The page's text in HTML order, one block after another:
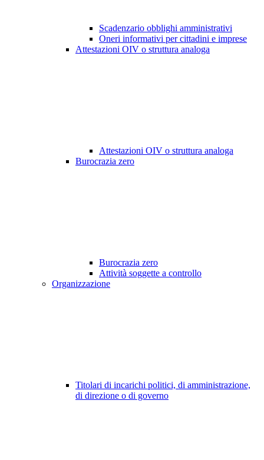
Scadenzario obblighi amministrativi
Oneri informativi per cittadini e imprese
Attestazioni OIV o struttura analoga
Attestazioni OIV o struttura analoga
Burocrazia zero
Burocrazia zero
Attività soggette a controllo
Organizzazione
Titolari di incarichi politici, di amministrazione,
di direzione o di governo